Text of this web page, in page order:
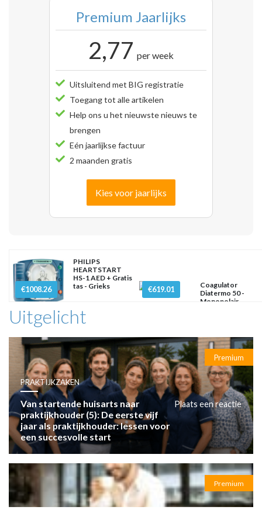
Premium Jaarlijks
2,77 per week
Uitsluitend met BIG registratie
Toegang tot alle artikelen
Help ons u het nieuwste nieuws te
brengen
Eén jaarlijkse factuur
2 maanden gratis
Kies voor jaarlijks
€1008.26
PHILIPS
HEARTSTART
HS-1 AED + Gratis
tas - Grieks
€619.01
Coagulator
Diatermo 50 -
Monopolair
Uitgelicht
Premium
PRAKTIJKZAKEN
Van startende huisarts naar
praktijkhouder (5): De eerste vijf
jaar als praktijkhouder: lessen voor
een succesvolle start
Plaats een reactie
Premium